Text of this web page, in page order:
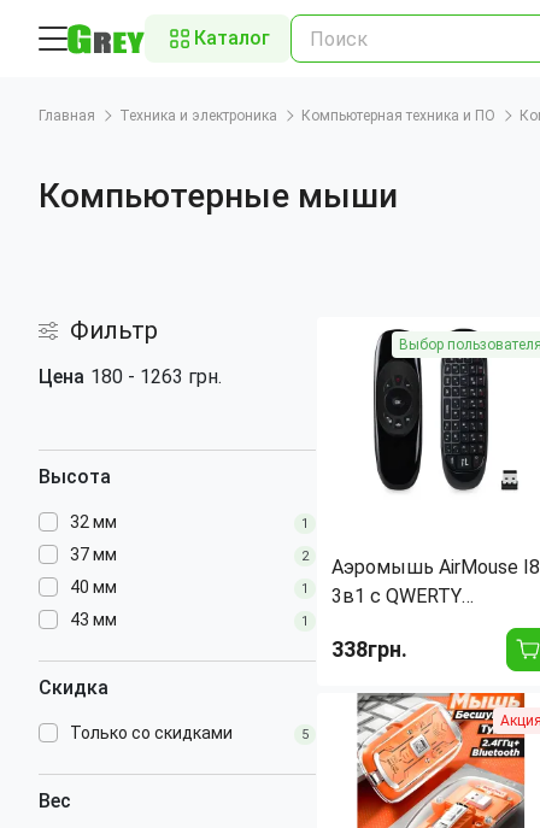
Каталог
Главная Техника и электроника Компьютерная техника и ПО
Компьютерные мыши
Выбор пользователя
Аэромышь AirMouse I8
3в1 с QWERTY
функцией пульта, с
338грн.
Назначение:Универсальный
Длина:151 мм
Питание:Аккумулятор
Подключение
устройства:
Беспроводное
Страна производитель:Китай
Акция
Фильтр
180 - 1263 грн.
Цена
Высота
32 мм 1
37 мм 2
40 мм 1
43 мм 1
Скидка
Только со cкидками 5
Вес